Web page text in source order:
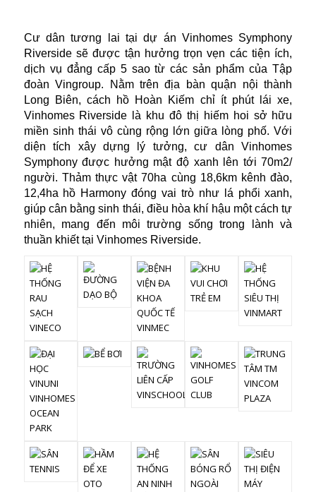
Cư dân tương lai tại dự án Vinhomes Symphony
Riverside sẽ được tận hưởng trọn vẹn các tiện ích,
dịch vụ đẳng cấp 5 sao từ các sản phẩm của Tập
đoàn Vingroup. Nằm trên địa bàn quận nội thành
Long Biên, cách hồ Hoàn Kiếm chỉ ít phút lái xe,
Vinhomes Riverside là khu đô thị hiếm hoi sở hữu
miền sinh thái vô cùng rộng lớn giữa lòng phố. Với
diện tích xây dựng lý tưởng, cư dân Vinhomes
Symphony được hưởng mật độ xanh lên tới 70m2/
người. Thảm thực vật 70ha cùng 18,6km kênh đào,
12,4ha hồ Harmony đóng vai trò như lá phổi xanh,
giúp cân bằng sinh thái, điều hòa khí hậu một cách tự
nhiên, mang đến môi trường sống trong lành và
thuần khiết tại Vinhomes Riverside.